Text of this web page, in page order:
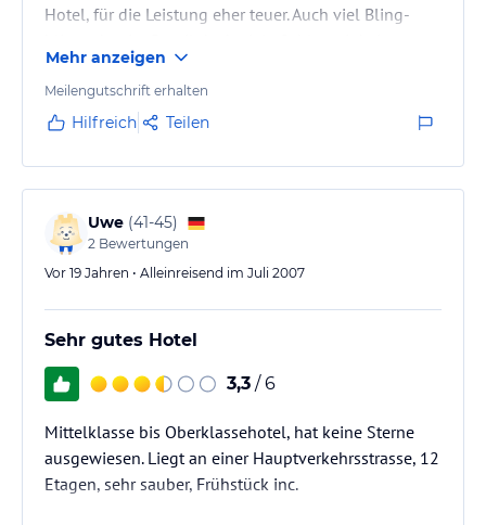
Hotel, für die Leistung eher teuer. Auch viel Bling-
Mehr anzeigen
Meilengutschrift erhalten
Hilfreich Teilen
Uwe (41-45)
2 Bewertungen
Vor 19 Jahren • Alleinreisend im Juli 2007
Sehr gutes Hotel
3,3 / 6
Mittelklasse bis Oberklassehotel, hat keine Sterne
ausgewiesen. Liegt an einer Hauptverkehrsstrasse, 12
Etagen, sehr sauber, Frühstück inc.